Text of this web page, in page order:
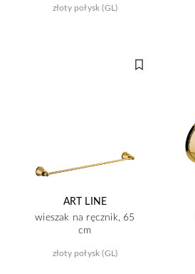
złoty połysk (GL)
ART LINE
wieszak na ręcznik, 65
cm
złoty połysk (GL)